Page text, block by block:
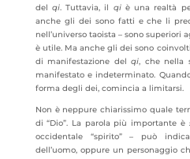
delqi. Tuttavia, il qiè una realtà
anche gli dei sono fatti e che li
nell’universo taoista – sono superiori
è utile. Ma anche gli dei sono
di manifestazione delqi, che nella
manifestato e indeterminato.
forma degli dei, comincia a limitarsi.
Non è neppure chiarissimo quale
di “Dio”. La parola più importante è
occidentale “spirito” – può
dell’uomo, oppure un personaggio